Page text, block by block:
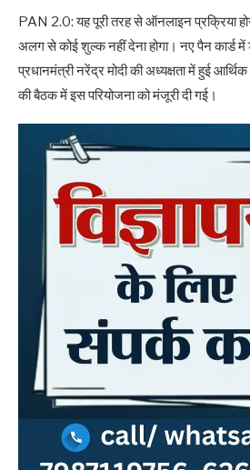
PAN 2.0: यह पूरी तरह से ऑनलाइन प्रक्रिया
अलग से कोई शुल्क नहीं देना होगा। नए पैन कार्ड में
प्रधानमंत्री नरेंद्र मोदी की अध्यक्षता में हुई
की बैठक में इस परियोजना को मंजूरी दी गई।